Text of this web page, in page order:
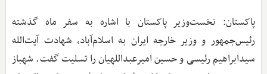
پاکستان: نخست‌وزیر پاکستان با اشاره به سفر ماه گذشته
رئیس‌جمهور و وزیر خارجه ایران به اسلام‌آباد، شهادت آیت‌الله
سیدابراهیم رئیسی و حسین امیرعبداللهیان را تسلیت گفت. شهباز